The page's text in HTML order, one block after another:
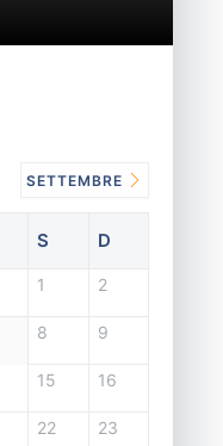
SETTEMBRE
S D
1 2
8 9
15 16
22 23